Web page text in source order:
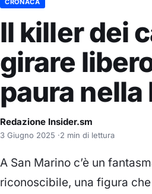
CRONACA
Il killer dei
girare
paura nella
Redazione Insider.sm
3 Giugno 2025 ·2 min di lettura
A San Marino c’è un
riconoscibile, una figura